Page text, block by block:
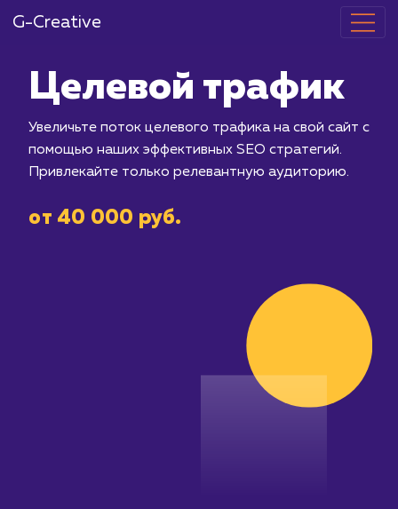
G-Creative
Целевой
Увеличьте поток целевого трафика
помощью наших эффективных SEO